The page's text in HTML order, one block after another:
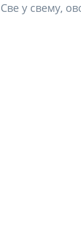
Све у свему,